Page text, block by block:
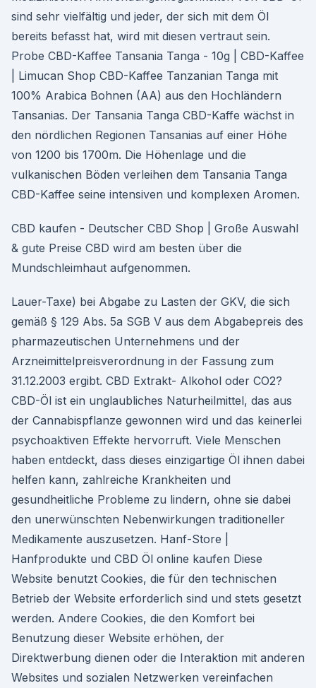
sind sehr vielfältig und jeder, der sich mit dem Öl
bereits befasst hat, wird mit diesen vertraut sein.
Probe CBD-Kaffee Tansania Tanga - 10g | CBD-Kaffee
| Limucan Shop CBD-Kaffee Tanzanian Tanga mit
100% Arabica Bohnen (AA) aus den Hochländern
Tansanias. Der Tansania Tanga CBD-Kaffe wächst in
den nördlichen Regionen Tansanias auf einer Höhe
von 1200 bis 1700m. Die Höhenlage und die
vulkanischen Böden verleihen dem Tansania Tanga
CBD-Kaffee seine intensiven und komplexen Aromen.
CBD kaufen - Deutscher CBD Shop | Große Auswahl
& gute Preise CBD wird am besten über die
Mundschleimhaut aufgenommen.
Lauer-Taxe) bei Abgabe zu Lasten der GKV, die sich
gemäß § 129 Abs. 5a SGB V aus dem Abgabepreis des
pharmazeutischen Unternehmens und der
Arzneimittelpreisverordnung in der Fassung zum
31.12.2003 ergibt. CBD Extrakt- Alkohol oder CO2?
CBD-Öl ist ein unglaubliches Naturheilmittel, das aus
der Cannabispflanze gewonnen wird und das keinerlei
psychoaktiven Effekte hervorruft. Viele Menschen
haben entdeckt, dass dieses einzigartige Öl ihnen dabei
helfen kann, zahlreiche Krankheiten und
gesundheitliche Probleme zu lindern, ohne sie dabei
den unerwünschten Nebenwirkungen traditioneller
Medikamente auszusetzen. Hanf-Store |
Hanfprodukte und CBD Öl online kaufen Diese
Website benutzt Cookies, die für den technischen
Betrieb der Website erforderlich sind und stets gesetzt
werden. Andere Cookies, die den Komfort bei
Benutzung dieser Website erhöhen, der
Direktwerbung dienen oder die Interaktion mit anderen
Websites und sozialen Netzwerken vereinfachen